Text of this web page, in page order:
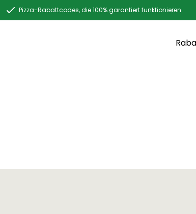
Pizza-Rabattcodes, die 100% garantiert funktionieren